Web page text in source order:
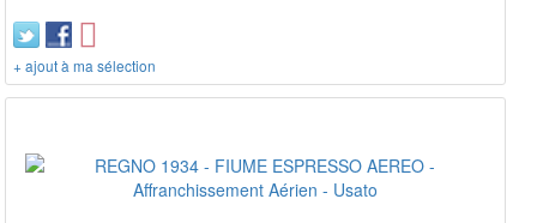
+ ajout à ma sélection